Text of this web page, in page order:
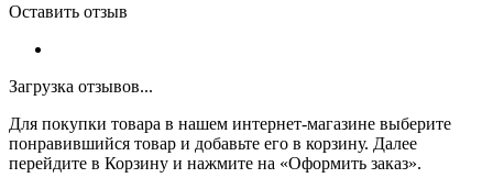
Оставить отзыв
Загрузка отзывов...
Для покупки товара в нашем интернет-магазине выберите
понравившийся товар и добавьте его в корзину. Далее
перейдите в Корзину и нажмите на «Оформить заказ».